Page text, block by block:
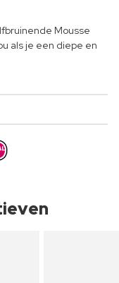
Mousse
als je een diepe en